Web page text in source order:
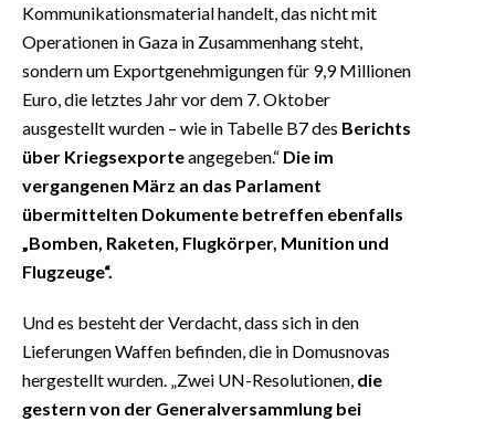
Kommunikationsmaterial handelt, das nicht mit
Operationen in Gaza in Zusammenhang steht,
sondern um Exportgenehmigungen für 9,9 Millionen
Euro, die letztes Jahr vor dem 7. Oktober
ausgestellt wurden – wie in Tabelle B7 des Berichts
über Kriegsexporteangegeben.“ Die im
vergangenen März an das Parlament
übermittelten Dokumente betreffen ebenfalls
„Bomben, Raketen, Flugkörper, Munition und
Flugzeuge“.
Und es besteht der Verdacht, dass sich in den
Lieferungen Waffen befinden, die in Domusnovas
hergestellt wurden. „Zwei UN-Resolutionen, die
gestern von der Generalversammlung bei